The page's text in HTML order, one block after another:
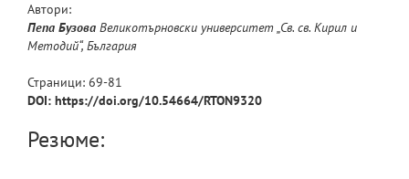
Автори:
Пепа Бузова Великотърновски университет „Св. св. Кирил и
Методий“, България
Страници: 69-81
DOI: https://doi.org/10.54664/RTON9320
Резюме: